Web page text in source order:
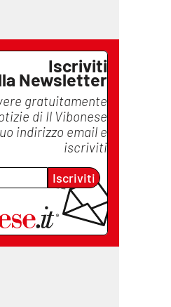
Iscriviti
Newsletter
gratuitamente
di Il Vibonese
indirizzo email e
iscriviti
Iscriviti
lacitymag.it
lacapitalenews.it
ilreggino.it